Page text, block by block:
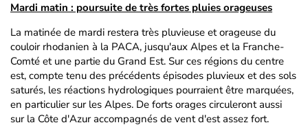
Mardi matin : poursuite de très fortes pluies orageuses
La matinée de mardi restera très pluvieuse et orageuse du
couloir rhodanien à la PACA, jusqu'aux Alpes et la Franche-
Comté et une partie du Grand Est. Sur ces régions du centre
est, compte tenu des précédents épisodes pluvieux et des sols
saturés, les réactions hydrologiques pourraient être marquées,
en particulier sur les Alpes. De forts orages circuleront aussi
sur la Côte d'Azur accompagnés de vent d'est assez fort.